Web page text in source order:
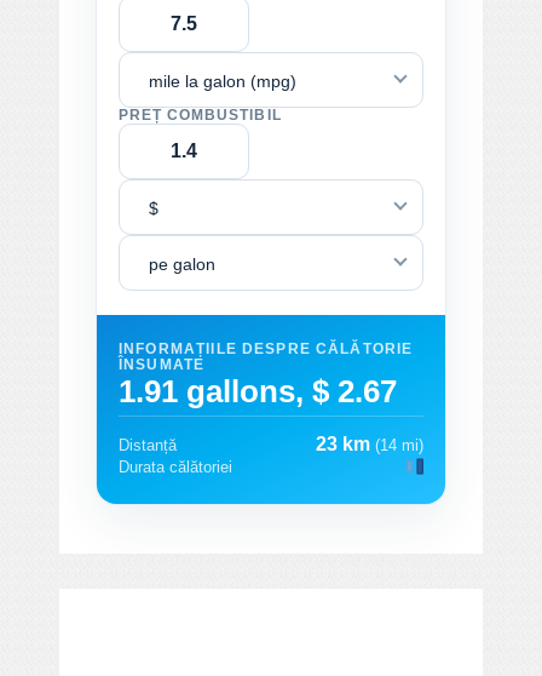
mile la galon (mpg)
PREȚ COMBUSTIBIL
$
pe galon
INFORMAȚIILE DESPRE CĂLĂTORIE
ÎNSUMATE
1.91 gallons, $ 2.67
Distanță 23 km (14 mi)
Durata călătoriei